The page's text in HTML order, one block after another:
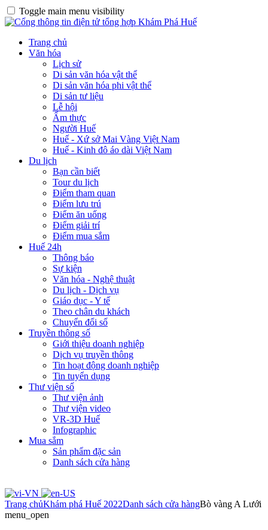
Toggle main menu visibility
Trang chủ
Văn hóa
Lịch sử
Di sản văn hóa vật thể
Di sản văn hóa phi vật thể
Di sản tư liệu
Lễ hội
Ẩm thực
Người Huế
Huế - Xứ sở Mai Vàng Việt Nam
Huế - Kinh đô áo dài Việt Nam
Du lịch
Bạn cần biết
Tour du lịch
Điểm tham quan
Điểm lưu trú
Điểm ăn uống
Điểm giải trí
Điểm mua sắm
Huế 24h
Thông báo
Sự kiện
Văn hóa - Nghệ thuật
Du lịch - Dịch vụ
Giáo dục - Y tế
Theo chân du khách
Chuyển đổi số
Truyền thông số
Giới thiệu doanh nghiệp
Dịch vụ truyền thông
Tin hoạt động doanh nghiệp
Tin tuyển dụng
Thư viện số
Thư viện ảnh
Thư viện video
VR-3D Huế
Infographic
Mua sắm
Sản phẩm đặc sản
Danh sách cửa hàng
Trang chủKhám phá Huế 2022Danh sách cửa hàngBò vàng A Lưới
menu_open